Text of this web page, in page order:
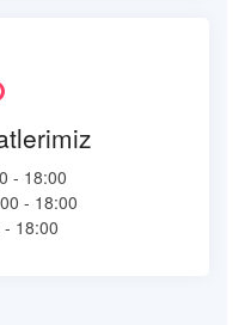
- 18:00
- 18:00
18:00